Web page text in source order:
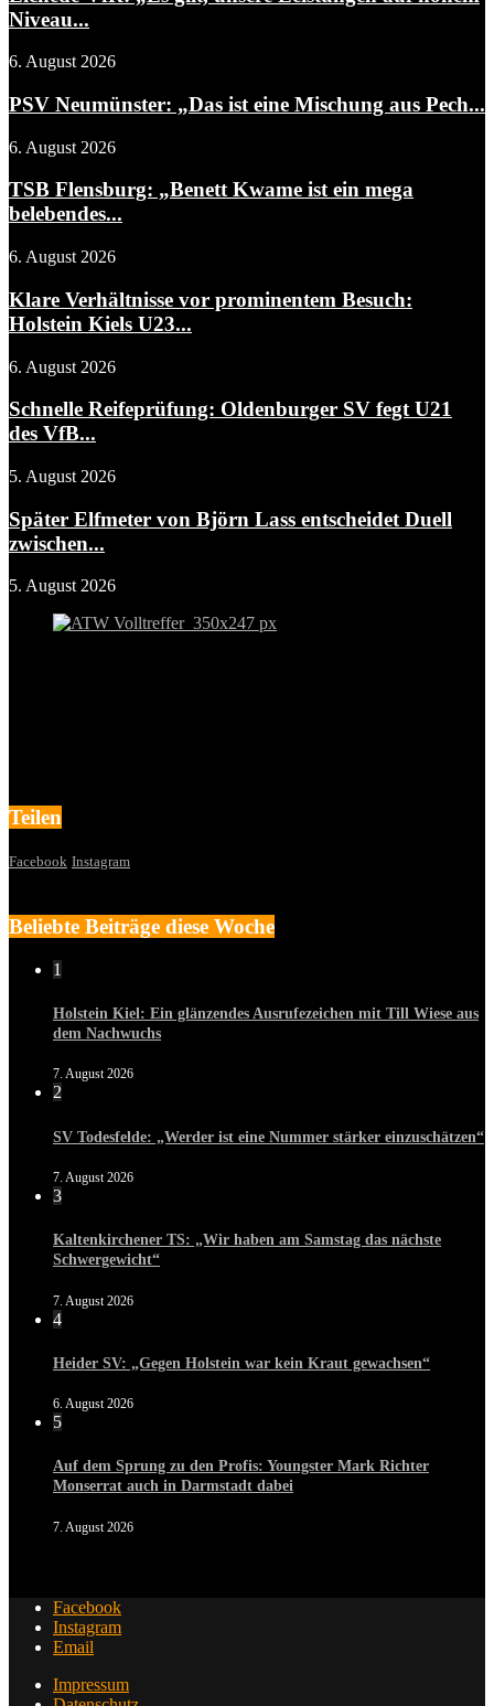
Niveau...
6. August 2026
PSV Neumünster: „Das ist eine Mischung aus Pech...
6. August 2026
TSB Flensburg: „Benett Kwame ist ein mega
belebendes...
6. August 2026
Klare Verhältnisse vor prominentem Besuch:
Holstein Kiels U23...
6. August 2026
Schnelle Reifeprüfung: Oldenburger SV fegt U21
des VfB...
5. August 2026
Später Elfmeter von Björn Lass entscheidet Duell
zwischen...
5. August 2026
Teilen
Facebook Instagram
Beliebte Beiträge diese Woche
1
Holstein Kiel: Ein glänzendes Ausrufezeichen mit Till Wiese aus
dem Nachwuchs
7. August 2026
2
SV Todesfelde: „Werder ist eine Nummer stärker einzuschätzen“
7. August 2026
3
Kaltenkirchener TS: „Wir haben am Samstag das nächste
Schwergewicht“
7. August 2026
4
Heider SV: „Gegen Holstein war kein Kraut gewachsen“
6. August 2026
5
Auf dem Sprung zu den Profis: Youngster Mark Richter
Monserrat auch in Darmstadt dabei
7. August 2026
Facebook
Instagram
Email
Impressum